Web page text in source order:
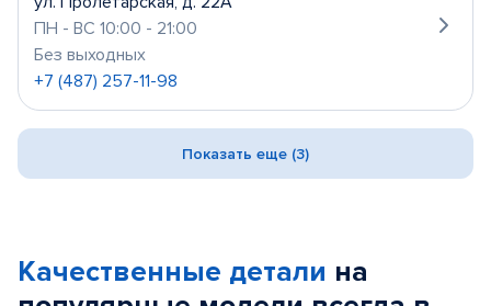
ПН - ВС 10:00 - 21:00
Без выходных
+7 (487) 257-11-98
Показать еще (3)
Качественные детали на